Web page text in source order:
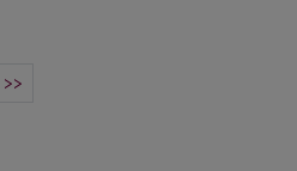
>>